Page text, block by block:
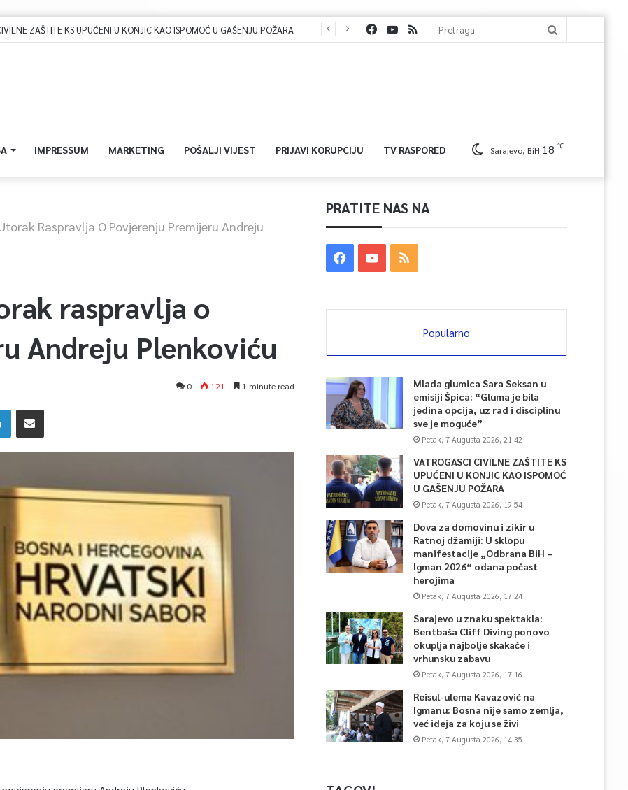
ZAŠTITE KS UPUĆENI U KONJIC KAO ISPOMOĆ U GAŠENJU POŽARA
IMPRESSUM MARKETING POŠALJI VIJEST PRIJAVI KORUPCIJU TV RASPORED Sarajevo, BiH 18 ℃
Raspravlja O Povjerenju Premijeru Andreju
raspravlja o
Andreju Plenkoviću
0 121 1 minute read
PRATITE NAS NA
Popularno
Mlada glumica Sara Seksan u
emisiji Špica: “Gluma je bila
jedina opcija, uz rad i disciplinu
sve je moguće”
Petak, 7 Augusta 2026, 21:42
VATROGASCI CIVILNE ZAŠTITE KS
UPUĆENI U KONJIC KAO ISPOMOĆ
U GAŠENJU POŽARA
Petak, 7 Augusta 2026, 19:54
Dova za domovinu i zikir u
Ratnoj džamiji: U sklopu
manifestacije „Odbrana BiH –
Igman 2026“ odana počast
herojima
Petak, 7 Augusta 2026, 17:24
Sarajevo u znaku spektakla:
Bentbaša Cliff Diving ponovo
okuplja najbolje skakače i
vrhunsku zabavu
Petak, 7 Augusta 2026, 17:16
Reisul-ulema Kavazović na
Igmanu: Bosna nije samo zemlja,
već ideja za koju se živi
Petak, 7 Augusta 2026, 14:35